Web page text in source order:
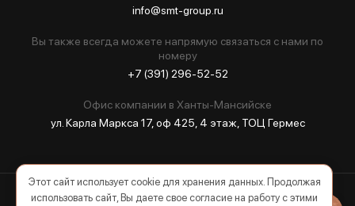
info@smt-group.ru
Вы также всегда можете напрямую связаться с нами по
номеру
+7 (391) 296-52-52
Офис компании в Ханты-Мансийске
ул. Карла Маркса 17, оф 425, 4 этаж, ТОЦ Гермес
Этот сайт использует cookie для хранения данных. Продолжая
использовать сайт, Вы даете свое согласие на работу с этими